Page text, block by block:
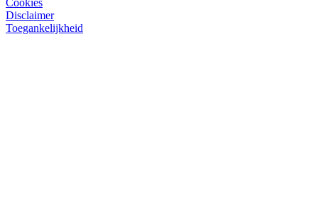
Cookies
Disclaimer
Toegankelijkheid